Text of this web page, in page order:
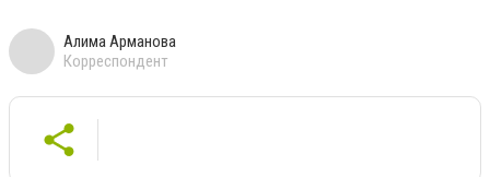
Алима Арманова
Корреспондент